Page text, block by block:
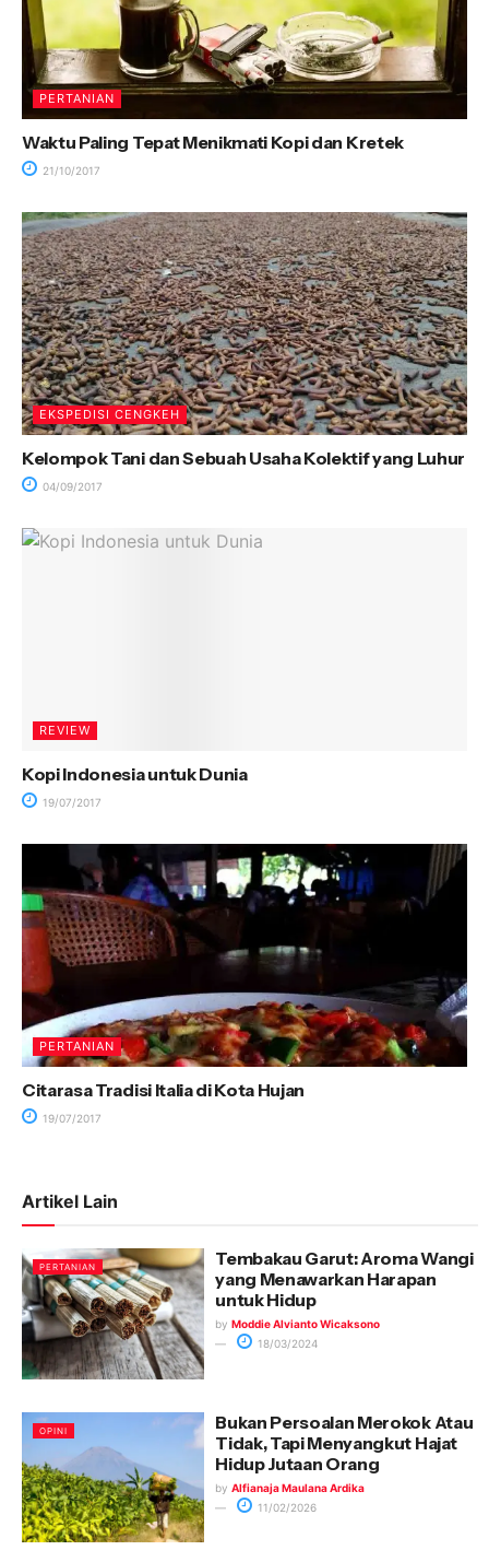
PERTANIAN
Waktu Paling Tepat Menikmati Kopi dan Kretek
21/10/2017
EKSPEDISI CENGKEH
Kelompok Tani dan Sebuah Usaha Kolektif yang Luhur
04/09/2017
REVIEW
Kopi Indonesia untuk Dunia
19/07/2017
PERTANIAN
Citarasa Tradisi Italia di Kota Hujan
19/07/2017
Artikel Lain
PERTANIAN
Tembakau Garut: Aroma Wangi
yang Menawarkan Harapan
untuk Hidup
by Moddie Alvianto Wicaksono
18/03/2024
OPINI
Bukan Persoalan Merokok Atau
Tidak, Tapi Menyangkut Hajat
Hidup Jutaan Orang
by Alfianaja Maulana Ardika
11/02/2026